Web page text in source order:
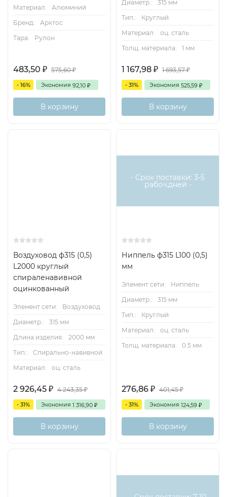
Материал:
Алюминий
Бренд:
Арктос
Тара:
Рулон
483,50 ₽ 575,60₽
- 16% Экономия 92,10 ₽
В корзину
Диаметр.:
315 мм
Тип.:
Круглый
Материал:
оц. сталь
Толщ. материала:
1 мм
1 167,98 ₽ 1 693,57₽
- 31% Экономия 525,59 ₽
В корзину
Воздуховод ф315 (0,5)
L2000 круглый
спираленавивной
оцинкованный
Элемент сети:
Воздуховод
Диаметр.:
315 мм
Длина изделия:
2000 мм
Тип.:
Спирально-навивной
Материал:
оц. сталь
2 926,45 ₽ 4 243,35₽
- 31% Экономия 1 316,90 ₽
В корзину
- Срок поставки: 3-5
рабоч.дней -
Ниппель ф315 L100 (0,5)
мм
Элемент сети:
Ниппель
Диаметр.:
315 мм
Тип.:
Круглый
Материал:
оц. сталь
Толщ. материала:
0.5 мм
276,86 ₽ 401,45₽
- 31% Экономия 124,59 ₽
В корзину